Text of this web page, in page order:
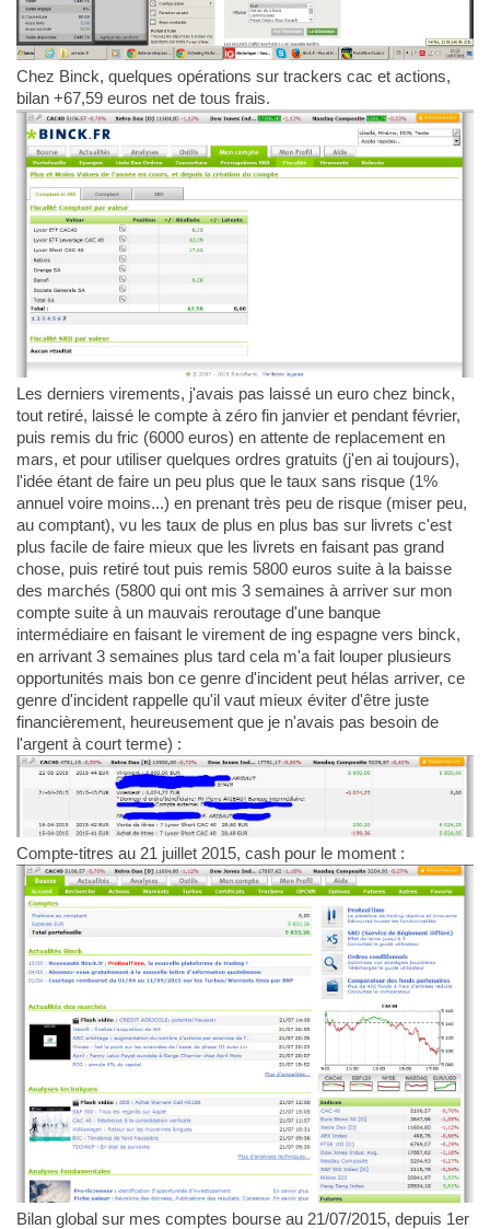
Chez Binck, quelques opérations sur trackers cac et actions,
bilan +67,59 euros net de tous frais.
Les derniers virements, j'avais pas laissé un euro chez binck,
tout retiré, laissé le compte à zéro fin janvier et pendant février,
puis remis du fric (6000 euros) en attente de replacement en
mars, et pour utiliser quelques ordres gratuits (j'en ai toujours),
l'idée étant de faire un peu plus que le taux sans risque (1%
annuel voire moins...) en prenant très peu de risque (miser peu,
au comptant), vu les taux de plus en plus bas sur livrets c'est
plus facile de faire mieux que les livrets en faisant pas grand
chose, puis retiré tout puis remis 5800 euros suite à la baisse
des marchés (5800 qui ont mis 3 semaines à arriver sur mon
compte suite à un mauvais reroutage d'une banque
intermédiaire en faisant le virement de ing espagne vers binck,
en arrivant 3 semaines plus tard cela m'a fait louper plusieurs
opportunités mais bon ce genre d'incident peut hélas arriver, ce
genre d'incident rappelle qu'il vaut mieux éviter d'être juste
financièrement, heureusement que je n'avais pas besoin de
l'argent à court terme) :
Compte-titres au 21 juillet 2015, cash pour le moment :
Bilan global sur mes comptes bourse au 21/07/2015, depuis 1er